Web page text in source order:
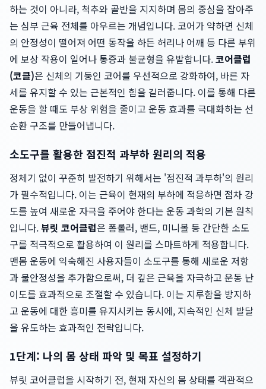
하는 것이 아니라, 척추와 골반을 지지하며 몸의 중심을 잡아주
는 심부 근육 전체를 아우르는 개념입니다. 코어가 약하면 신체
의 안정성이 떨어져 어떤 동작을 하든 허리나 어깨 등 다른 부위
에 보상 작용이 일어나 통증과 불균형을 유발합니다.코어클럽
(코클)은 신체의 기둥인 코어를 우선적으로 강화하여, 바른 자
세를 유지할 수 있는 근본적인 힘을 길러줍니다. 이를 통해 다른
운동을 할 때도 부상 위험을 줄이고 운동 효과를 극대화하는 선
순환 구조를 만들어냅니다.
소도구를 활용한 점진적 과부하 원리의 적용
정체기 없이 꾸준히 발전하기 위해서는 '점진적 과부하'의 원리
가 필수적입니다. 이는 근육이 현재의 부하에 적응하면 점차 강
도를 높여 새로운 자극을 주어야 한다는 운동 과학의 기본 원칙
입니다.뷰릿 코어클럽은 폼롤러, 밴드, 미니볼 등 간단한 소도
구를 적극적으로 활용하여 이 원리를 스마트하게 적용합니다.
맨몸 운동에 익숙해진 사용자들이 소도구를 통해 새로운 저항
과 불안정성을 추가함으로써, 더 깊은 근육을 자극하고 운동 난
이도를 효과적으로 조절할 수 있습니다. 이는 지루함을 방지하
고 운동에 대한 흥미를 유지시키는 동시에, 지속적인 신체 발달
을 유도하는 효과적인 전략입니다.
1단계: 나의 몸 상태 파악 및 목표 설정하기
뷰릿 코어클럽을 시작하기 전, 현재 자신의 몸 상태를 객관적으